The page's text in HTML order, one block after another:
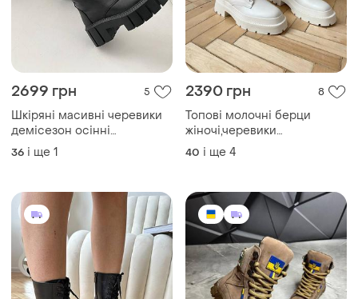
2699 грн 5
Шкіряні масивні черевики
демісезон осінні
натуральна шкіра гріндерси
берці ботинки в стилі
неформальні панк альт
36 і ще 1
2390 грн 8
Топові молочні берци
жіночі,черевики
високі,осінні,зимові,шкіряні/
шкіра-жіноче взуття на
40 і ще 4